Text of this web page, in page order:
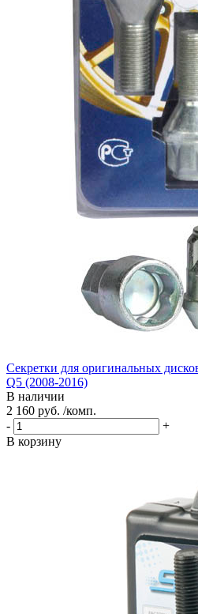
Секретки для оригинальных
Q5 (2008-2016)
В наличии
2 160 руб. /комп.
-
+
В корзину